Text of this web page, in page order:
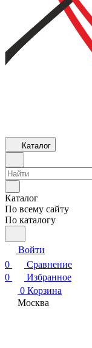
Каталог
Каталог
По всему сайту
По каталогу
Войти
0
Сравнение
0
Избранное
0 Корзина
Москва